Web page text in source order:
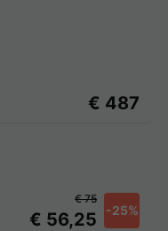
€ 487
€ 56,25 -25%
€ 75